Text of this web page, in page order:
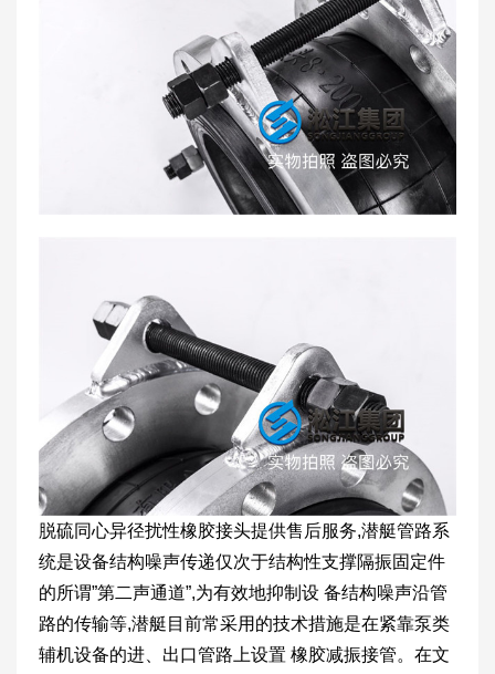
脱硫同心异径扰性橡胶接头提供售后服务,潜艇管路系
统是设备结构噪声传递仅次于结构性支撑隔振固定件
的所谓”第二声通道”,为有效地抑制设 备结构噪声沿管
路的传输等,潜艇目前常采用的技术措施是在紧靠泵类
辅机设备的进、出口管路上设置 橡胶减振接管。在文